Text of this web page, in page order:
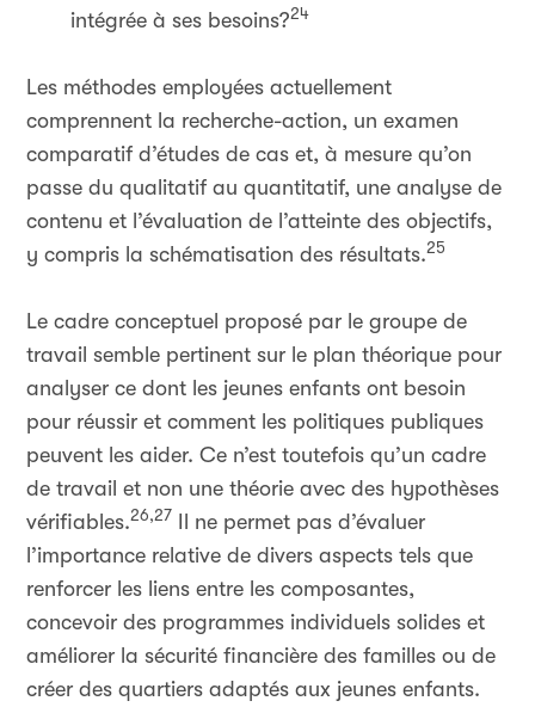
intégrée à ses besoins?24
Les méthodes employées actuellement
comprennent la recherche-action, un examen
comparatif d’études de cas et, à mesure qu’on
passe du qualitatif au quantitatif, une analyse de
contenu et l’évaluation de l’atteinte des objectifs,
y compris la schématisation des résultats.25
Le cadre conceptuel proposé par le groupe de
travail semble pertinent sur le plan théorique pour
analyser ce dont les jeunes enfants ont besoin
pour réussir et comment les politiques publiques
peuvent les aider. Ce n’est toutefois qu’un cadre
de travail et non une théorie avec des hypothèses
vérifiables.26,27 Il ne permet pas d’évaluer
l’importance relative de divers aspects tels que
renforcer les liens entre les composantes,
concevoir des programmes individuels solides et
améliorer la sécurité financière des familles ou de
créer des quartiers adaptés aux jeunes enfants.